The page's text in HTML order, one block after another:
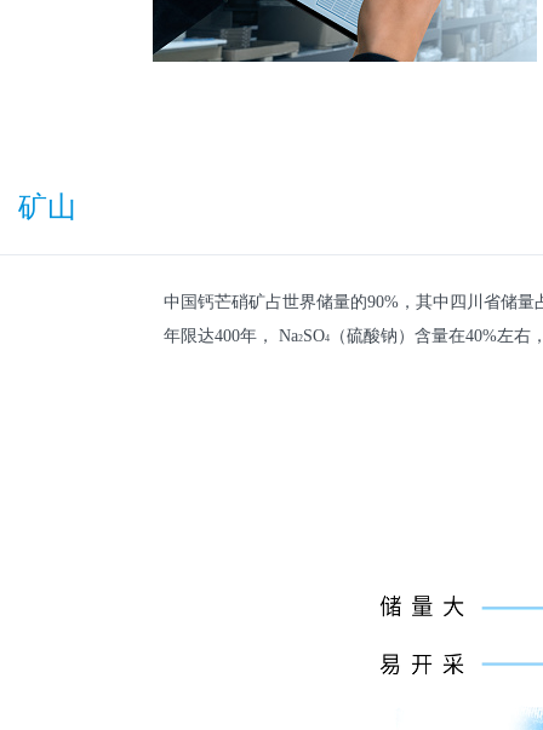
矿山
中国钙芒硝矿占世界储量的90%，其中四川省储
年限达400年，
Na2SO4 （硫酸钠）含量在40%左